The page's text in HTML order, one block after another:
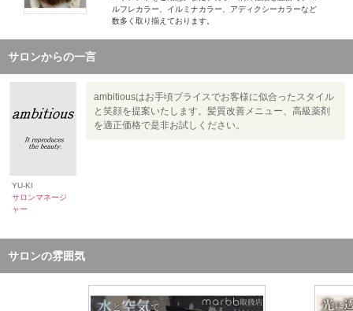
ルフレカラー、イルミナカラー、アディクシーカラーなど
数多く取り揃えております。
サロンからの一言
YU-KI
サロンマネージ
ャー
ambitiousはお手頃プライスでお客様に似合ったスタイル
と笑顔を提案いたします。髪質改善メニュー、高級薬剤
を適正価格で是非お試しください。
サロンの雰囲気